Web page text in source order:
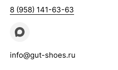
8 (958) 141-63-63
info@gut-shoes.ru